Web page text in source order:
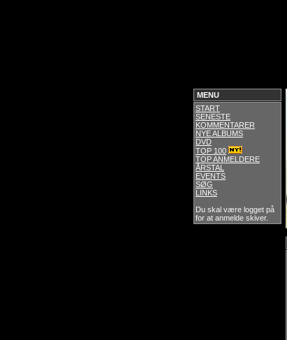
MENU
START
SENESTE
KOMMENTARER
NYE ALBUMS
DVD
TOP 100
TOP ANMELDERE
ÅRSTAL
EVENTS
SØG
LINKS
Du skal være logget på
for at anmelde skiver.